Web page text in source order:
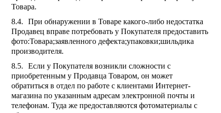
Товара.
При обнаружении в Товаре какого-либо недостатка
Продавец вправе потребовать у Покупателя предоставить
фото:Товара;заявленного дефекта;упаковки;шильдика
производителя.
Если у Покупателя возникли сложности с
приобретенным у Продавца Товаром, он может
обратиться в отдел по работе с клиентами Интернет-
магазина по указанным адресам электронной почты и
телефонам. Туда же предоставляются фотоматериалы с